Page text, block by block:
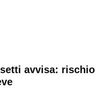
avvisa: rischio